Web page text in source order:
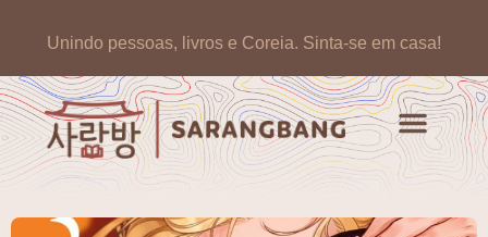
Unindo pessoas, livros e Coreia. Sinta-se em casa!